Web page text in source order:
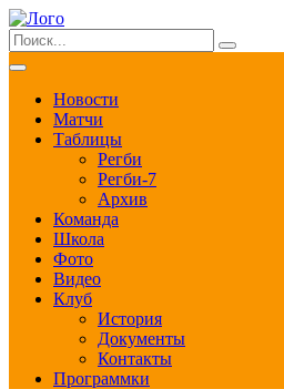
Новости
Матчи
Таблицы
Регби
Регби-7
Архив
Команда
Школа
Фото
Видео
Клуб
История
Документы
Контакты
Программки